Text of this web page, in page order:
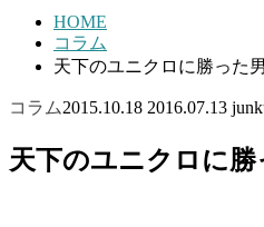
HOME
コラム
天下のユニクロに勝った
コラム2015.10.18 2016.07.13
天下のユニクロに